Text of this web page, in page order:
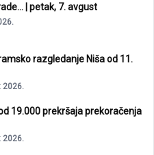
| petak, 7. avgust
razgledanje Niša od 11.
2026.
19.000 prekršaja prekoračenja
2026.